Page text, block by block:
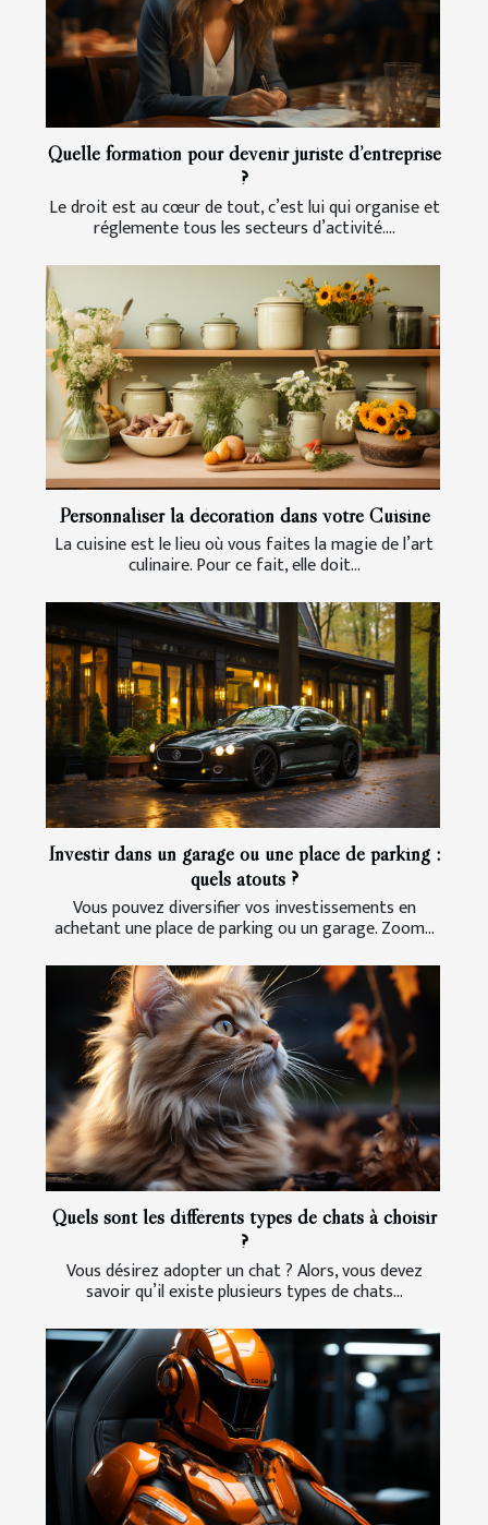
Quelle formation pour devenir juriste d’entreprise
?
Le droit est au cœur de tout, c’est lui qui organise et
réglemente tous les secteurs d’activité....
Personnaliser la décoration dans votre Cuisine
La cuisine est le lieu où vous faites la magie de l’art
culinaire. Pour ce fait, elle doit...
Investir dans un garage ou une place de parking :
quels atouts ?
Vous pouvez diversifier vos investissements en
achetant une place de parking ou un garage. Zoom...
Quels sont les différents types de chats à choisir
?
Vous désirez adopter un chat ? Alors, vous devez
savoir qu’il existe plusieurs types de chats...